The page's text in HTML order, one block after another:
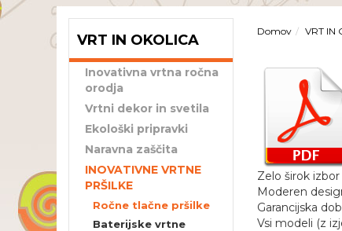
VRT IN OKOLICA
Inovativna vrtna ročna
orodja
Vrtni dekor in svetila
Ekološki pripravki
Naravna zaščita
INOVATIVNE VRTNE
PRŠILKE
Ročne tlačne pršilke
Baterijske vrtne
Domov VRT IN
Zelo širok
Moderen
Garancijska
Vsi modeli (z